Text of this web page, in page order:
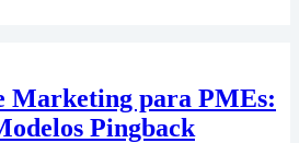
Marketing para PMEs:
Pingback